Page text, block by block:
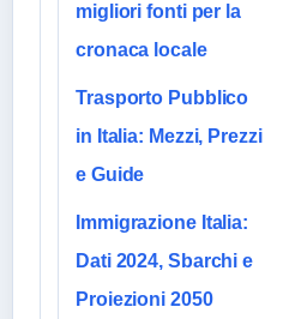
migliori fonti per la
cronaca locale
Trasporto Pubblico
in Italia: Mezzi, Prezzi
e Guide
Immigrazione Italia:
Dati 2024, Sbarchi e
Proiezioni 2050